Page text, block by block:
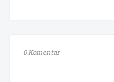
0 Komentar